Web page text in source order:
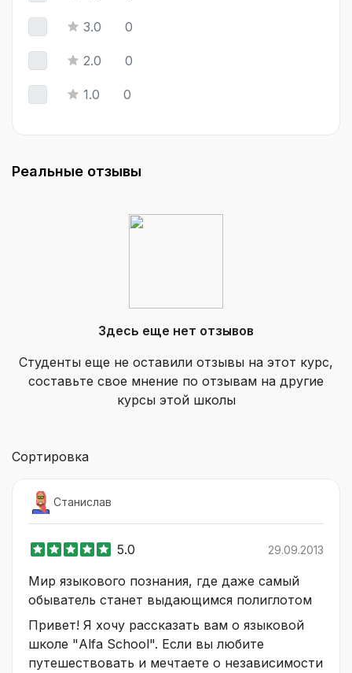
3.0 0
2.0 0
1.0 0
Реальные отзывы
Здесь еще нет отзывов
Студенты еще не оставили отзывы на этот курс,
составьте свое мнение по отзывам на другие
курсы этой школы
Сортировка
Станислав
5.0 29.09.2013
Мир языкового познания, где даже самый
обыватель станет выдающимся полиглотом
Привет! Я хочу рассказать вам о языковой
школе "Alfa School". Если вы любите
путешествовать и мечтаете о независимости